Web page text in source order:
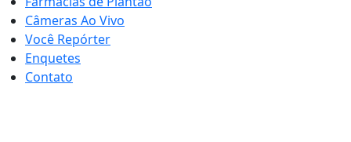
Câmeras Ao Vivo
Você Repórter
Enquetes
Contato